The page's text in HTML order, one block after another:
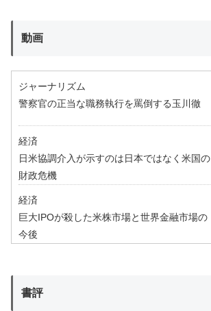
動画
ジャーナリズム
警察官の正当な職務執行を罵倒する玉川徹
経済
日米協調介入が示すのは日本ではなく米国の
財政危機
経済
巨大IPOが殺した米株市場と世界金融市場の
今後
書評